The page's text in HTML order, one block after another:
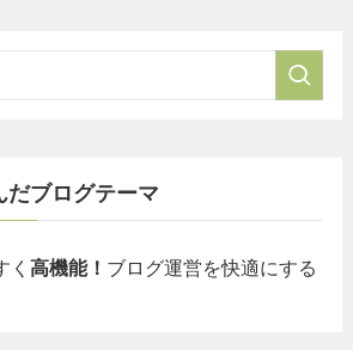
だブログテーマ
く 高機能！ ブログ運営を快適にする